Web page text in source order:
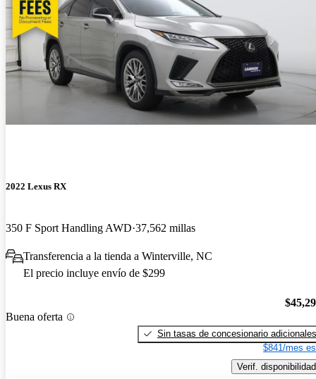
2022 Lexus RX
350 F Sport Handling AWD 37,562 millas
Transferencia a la tienda a Winterville, NC
El precio incluye envío de $299
Buena oferta
Sin tasas de concesionario adicionales
$841/mes
Verif. disponibilidad